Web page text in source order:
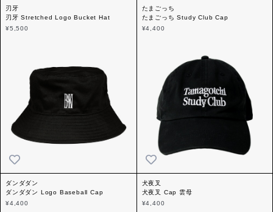
刃牙
刃牙 Stretched Logo Bucket Hat
¥5,500
たまごっち
たまごっち Study Club Cap
¥4,400
ダンダダン
ダンダダン Logo Baseball Cap
¥4,400
犬夜叉
犬夜叉 Cap 雲母
¥4,400